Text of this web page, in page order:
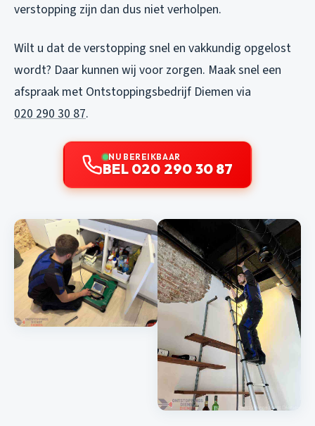
verstopping zijn dan dus niet verholpen.
Wilt u dat de verstopping snel en vakkundig opgelost
wordt? Daar kunnen wij voor zorgen. Maak snel een
afspraak met Ontstoppingsbedrijf Diemen via
020 290 30 87.
NU BEREIKBAAR
BEL 020 290 30 87